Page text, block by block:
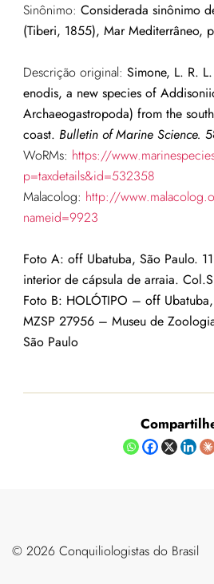
Sinônimo: Considerada sinônimo
(Tiberi, 1855), Mar Mediterrâneo,
Descrição original: Simone, L. R.
enodis, a new species of
Archaeogastropoda) from the
coast. Bulletin of Marine Science.
WoRMs: https://
p=taxdetails&id=532358
Malacolog: http://
nameid=9923
Foto A: off Ubatuba, São Paulo.
interior de cápsula de arraia.
Foto B: HOLÓTIPO – off
MZSP 27956 – Museu de
São Paulo
©️ 2026 Conquiliologistas do Brasil